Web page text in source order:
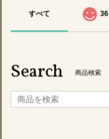
すべて 36
Search 商品検索